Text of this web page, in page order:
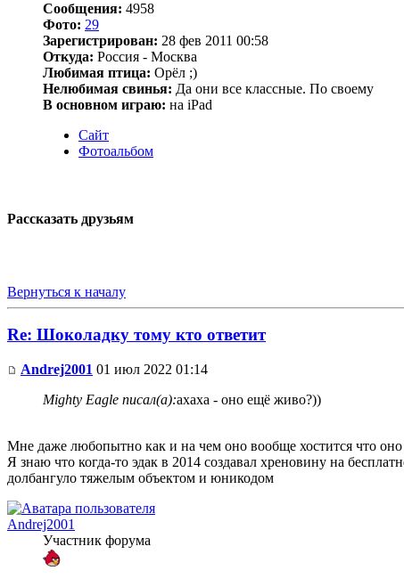
Сообщения: 4958
Фото: 29
Зарегистрирован: 28 фев 2011 00:58
Откуда: Россия - Москва
Любимая птица: Орёл ;)
Нелюбимая свинья: Да они все классные. По своему
В основном играю: на iPad
Сайт
Фотоальбом
Рассказать друзьям
Вернуться к началу
Re: Шоколадку тому кто ответит
Andrej2001 01 июл 2022 01:14
Mighty Eagle писал(а):ахаха - оно ещё живо?))
Мне даже любопытно как и на чем оно вообще хостится что
Я знаю что когда-то эдак в 2014 создавал хреновину на
долбангуло тяжелым объектом и юникодом
Andrej2001
Участник форума